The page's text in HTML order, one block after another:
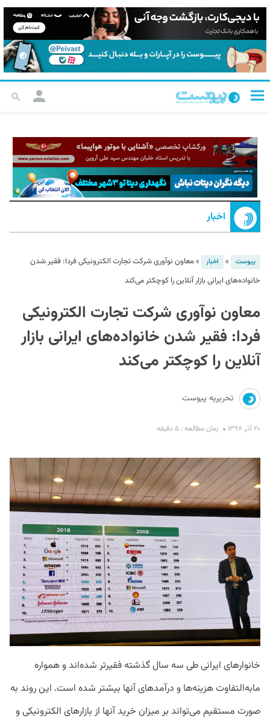
اخبار
پیوست » اخبار »معاون نوآوری شرکت تجارت الکترونیکی فردا:‍‍‍‍‍‍‍‍‍‍‍‍‍‍‍‍‍‍‍‍‍‍‍‍‍‍‍‍‍‍‍‍‍‍‍‍‍‍‍‍‍‍‍‍‍‍‍‍‍‍‍‍‍‍‍‍‍‍‍‍‍‍‍‍‍‍‍‍‍‍‍‍‍‍‍‍‍‍‍‍‍‍‍‍ فقیر شدن
خانواده‌های ایرانی بازار آنلاین را کوچکتر می‌کند
معاون نوآوری شرکت تجارت الکترونیکی
فردا:‍‍‍‍‍‍‍‍‍‍‍‍‍‍‍‍‍‍‍‍‍‍‍‍‍‍‍‍‍‍‍‍‍‍‍‍‍‍‍‍‍‍‍‍‍‍‍‍‍‍‍‍‍‍‍‍‍‍‍‍‍‍‍‍‍‍‍‍‍‍‍‍‍‍‍‍‍‍‍‍‍‍‍‍ فقیر شدن خانواده‌های ایرانی بازار
آنلاین را کوچکتر می‌کند
تحریریه پیوست
۲۰ آذر ۱۳۹۸ زمان مطالعه : ۵ دقیقه
خانوارهای ایرانی طی سه سال گذشته فقیرتر شده‌اند و همواره
مابه‌‌التفاوت هزینه‌ها و درآمدهای آنها بیشتر شده است. این روند به
صورت مستقیم می‌تواند بر میزان خرید آنها از بازارهای الکترونیکی و